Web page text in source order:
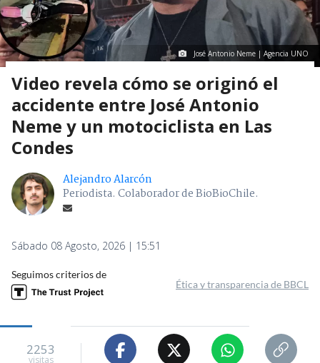
José Antonio Neme | Agencia UNO
Video revela cómo se originó el
accidente entre José Antonio
Neme y un motociclista en Las
Condes
Alejandro Alarcón
Periodista. Colaborador de BioBioChile.
Sábado 08 Agosto, 2026 | 15:51
Seguimos criterios de
Ética y transparencia de BBCL
2253
visitas